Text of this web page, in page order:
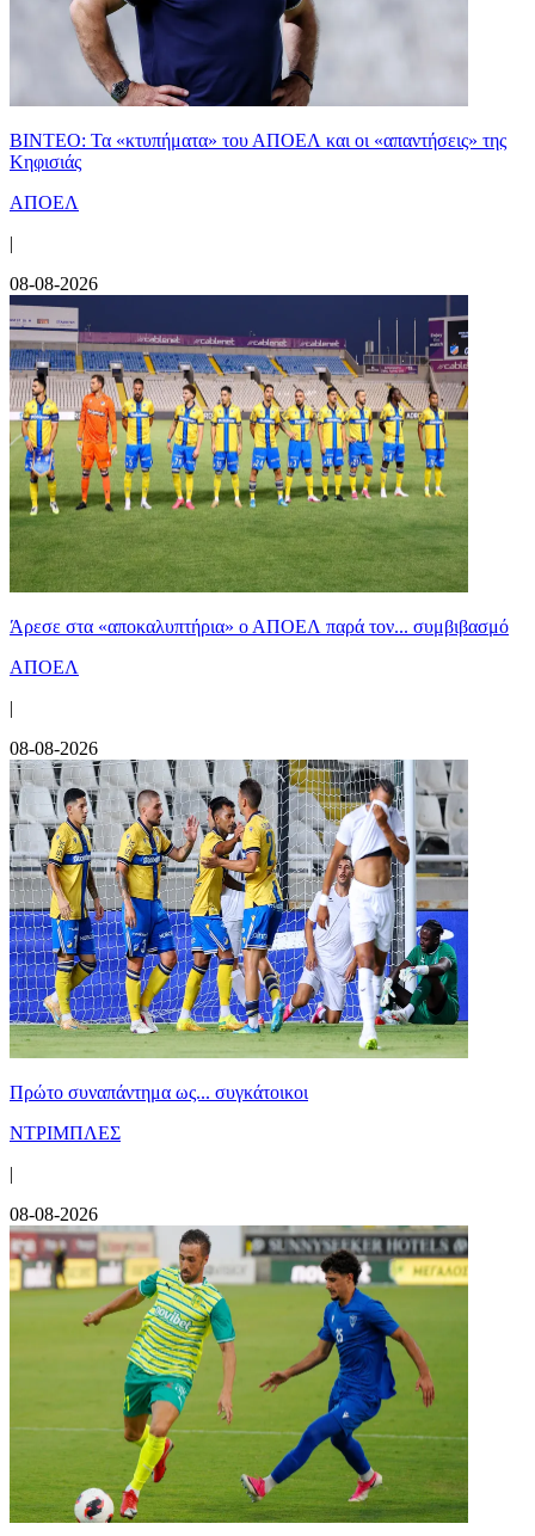
ΒΙΝΤΕΟ: Τα «κτυπήματα» του ΑΠΟΕΛ και οι «απαντήσεις» της
Κηφισιάς
ΑΠΟΕΛ
|
08-08-2026
Άρεσε στα «αποκαλυπτήρια» ο ΑΠΟΕΛ παρά τον... συμβιβασμό
ΑΠΟΕΛ
|
08-08-2026
Πρώτο συναπάντημα ως... συγκάτοικοι
ΝΤΡΙΜΠΛΕΣ
|
08-08-2026